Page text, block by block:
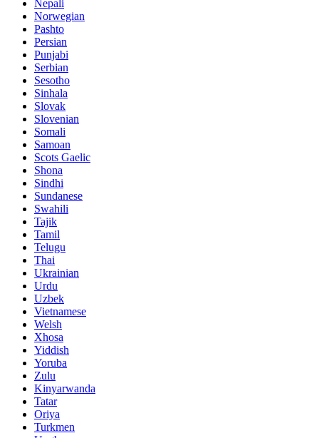
Nepali
Norwegian
Pashto
Persian
Punjabi
Serbian
Sesotho
Sinhala
Slovak
Slovenian
Somali
Samoan
Scots Gaelic
Shona
Sindhi
Sundanese
Swahili
Tajik
Tamil
Telugu
Thai
Ukrainian
Urdu
Uzbek
Vietnamese
Welsh
Xhosa
Yiddish
Yoruba
Zulu
Kinyarwanda
Tatar
Oriya
Turkmen